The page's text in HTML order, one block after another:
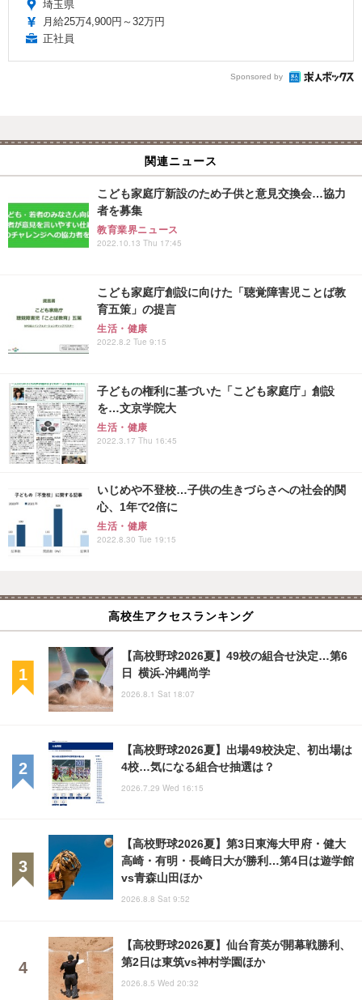
埼玉県
月給25万4,900円～32万円
正社員
Sponsored by
関連ニュース
こども家庭庁新設のため子供と意見交換会…協力
者を募集
教育業界ニュース
2022.10.13 Thu 17:45
こども家庭庁創設に向けた「聴覚障害児ことば教
育五策」の提言
生活・健康
2022.8.2 Tue 9:15
子どもの権利に基づいた「こども家庭庁」創設
を…文京学院大
生活・健康
2022.3.17 Thu 16:45
いじめや不登校…子供の生きづらさへの社会的関
心、1年で2倍に
生活・健康
2022.8.30 Tue 19:15
高校生アクセスランキング
【高校野球2026夏】49校の組合せ決定…第6
日 横浜-沖縄尚学
2026.8.1 Sat 18:07
【高校野球2026夏】出場49校決定、初出場は
4校…気になる組合せ抽選は？
2026.7.29 Wed 16:15
【高校野球2026夏】第3日東海大甲府・健大
高崎・有明・長崎日大が勝利…第4日は遊学館
vs青森山田ほか
2026.8.8 Sat 9:52
【高校野球2026夏】仙台育英が開幕戦勝利、
第2日は東筑vs神村学園ほか
2026.8.5 Wed 20:32